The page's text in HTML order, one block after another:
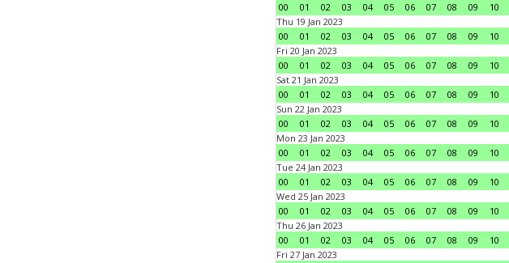
00
01 02 03 04 05 06 07 08 09 10
Thu 19 Jan 2023
00
01 02 03 04 05 06 07 08 09 10
Fri 20 Jan 2023
00
01 02 03 04 05 06 07 08 09 10
Sat 21 Jan 2023
00
01 02 03 04 05 06 07 08 09 10
Sun 22 Jan 2023
00
01 02 03 04 05 06 07 08 09 10
Mon 23 Jan 2023
00
01 02 03 04 05 06 07 08 09 10
Tue 24 Jan 2023
00
01 02 03 04 05 06 07 08 09 10
Wed 25 Jan 2023
00
01 02 03 04 05 06 07 08 09 10
Thu 26 Jan 2023
00
01 02 03 04 05 06 07 08 09 10
Fri 27 Jan 2023